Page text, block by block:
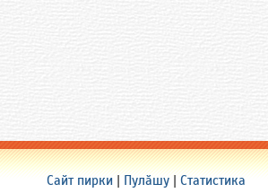
Сайт пирки | Пулӑшу | Статистика